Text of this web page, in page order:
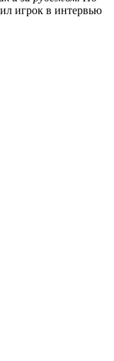
игрок в интервью